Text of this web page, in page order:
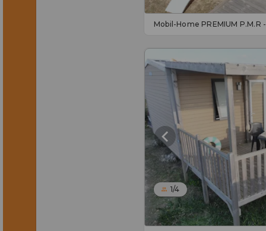
Mobil-Home PREMIUM P.M.R
1/4